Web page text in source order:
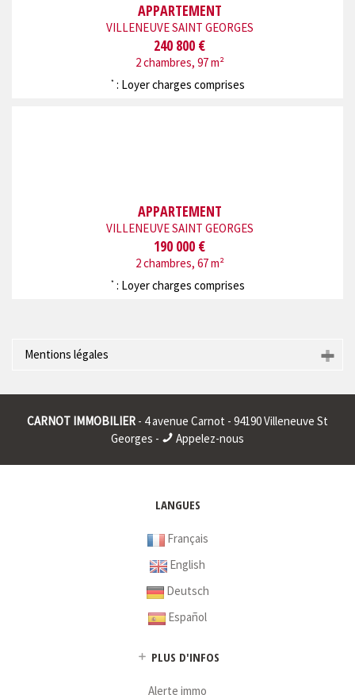
APPARTEMENT
VILLENEUVE SAINT GEORGES
240 800 €
2 chambres, 97 m²
* : Loyer charges comprises
APPARTEMENT
VILLENEUVE SAINT GEORGES
190 000 €
2 chambres, 67 m²
* : Loyer charges comprises
Mentions légales
Intracommunautaire : * |
CARNOT IMMOBILIER - 4 avenue Carnot - 94190 Villeneuve St
Georges -
Appelez-nous
LANGUES
Français
English
Deutsch
Español
PLUS D'INFOS
Alerte immo